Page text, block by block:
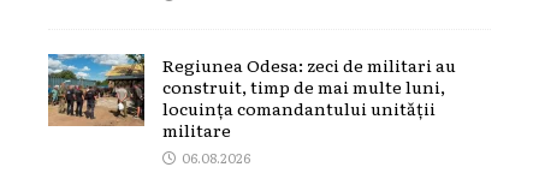
Regiunea Odesa: zeci de militari au
construit, timp de mai multe luni,
locuința comandantului unității
militare
06.08.2026